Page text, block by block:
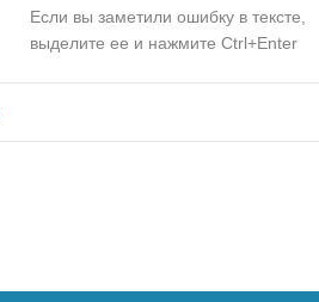
Если вы заметили ошибку в тексте,
выделите ее и нажмите Ctrl+Enter